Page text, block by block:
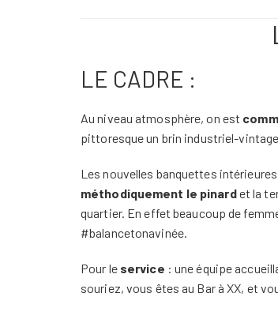
LE CADRE :
Au niveau atmosphère, on est
pittoresque un brin industriel-vintage.
Les nouvelles banquettes
méthodiquement le pinardet la
quartier. En effet beaucoup de
#balancetonavinée.
Pour le service : une équipe
souriez, vous êtes au Bar à XX, et